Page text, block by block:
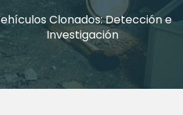
Clonados: Detección e
Investigación